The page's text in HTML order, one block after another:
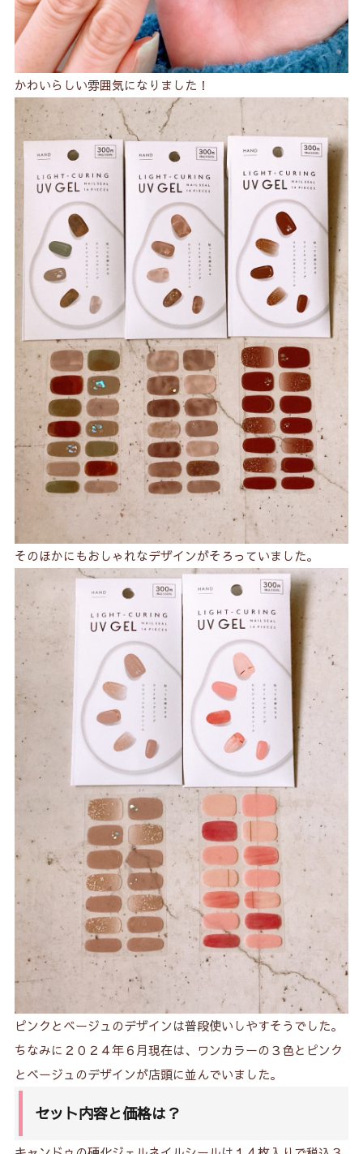
かわいらしい雰囲気になりました！
そのほかにもおしゃれなデザインがそろっていました。
ピンクとベージュのデザインは普段使いしやすそうでした。
ちなみに２０２４年６月現在は、ワンカラーの３色とピンク
とベージュのデザインが店頭に並んでいました。
セット内容と価格は？